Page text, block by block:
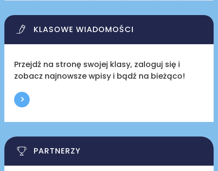
KLASOWE WIADOMOŚCI
Przejdź na stronę swojej klasy, zaloguj się i
zobacz najnowsze wpisy i bądź na bieżąco!
PARTNERZY